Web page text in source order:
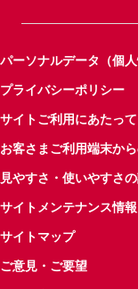
パーソナルデータ（個
プライバシーポリシー
サイトご利用にあたって
お客さまご利用端末か
見やすさ・使いやすさ
サイトメンテナンス情報
サイトマップ
ご意見・ご要望